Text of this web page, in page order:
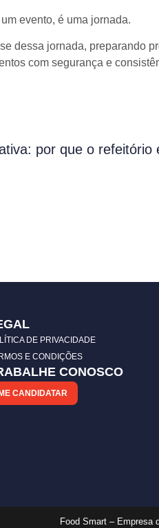
evento, é uma jornada.
dessa jornada, preparando
com segurança e
DE PRIVACIDADE
E CONDIÇÕES
CONOSCO
CANDIDATAR
Food Smart – Empresa